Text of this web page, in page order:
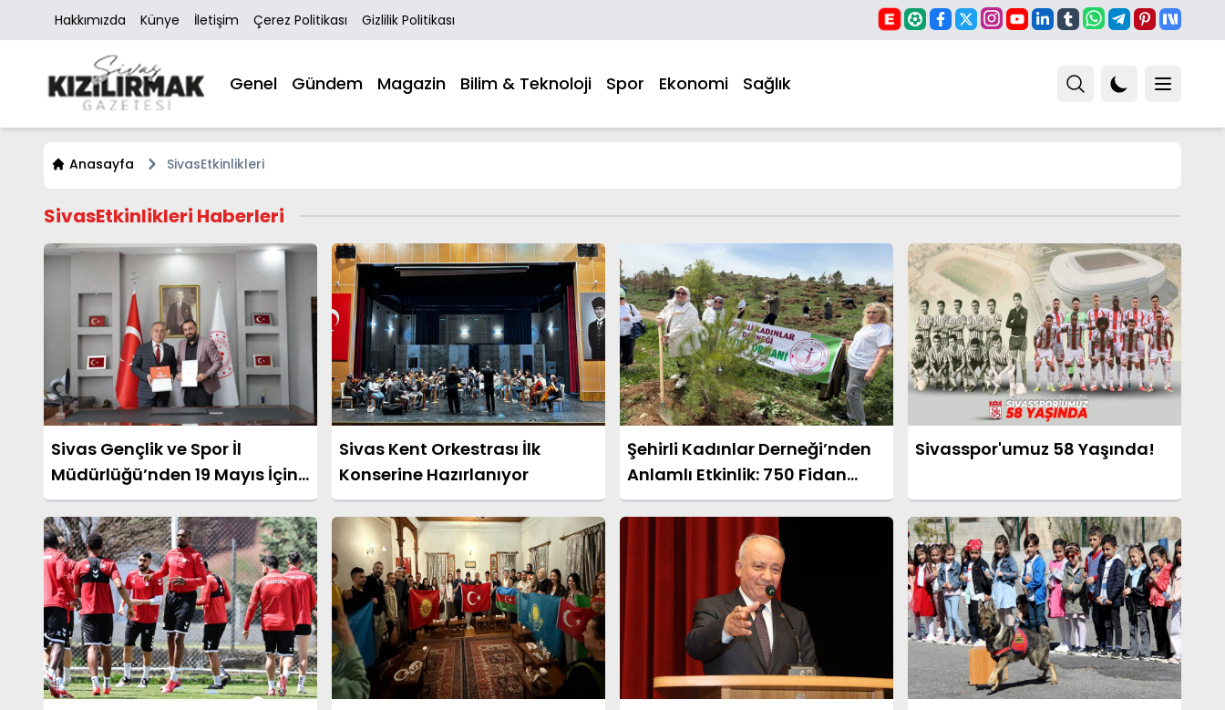
Hakkımızda Künye İletişim Çerez Politikası Gizlilik Politikası
Genel Gündem Magazin Bilim & Teknoloji Spor Ekonomi Sağlık
Anasayfa SivasEtkinlikleri
SivasEtkinlikleri Haberleri
Sivas Gençlik ve Spor İl
Müdürlüğü’nden 19 Mayıs İçin
Anlamlı Sponsorluk İş Birliği
Sivas Kent Orkestrası İlk
Konserine Hazırlanıyor
Şehirli Kadınlar Derneği’nden
Anlamlı Etkinlik: 750 Fidan
Toprakla Buluştu
Sivasspor'umuz 58 Yaşında!